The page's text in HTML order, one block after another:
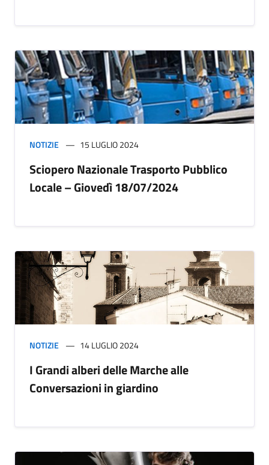
NOTIZIE 15 LUGLIO 2024
Sciopero Nazionale Trasporto Pubblico
Locale – Giovedì 18/07/2024
NOTIZIE 14 LUGLIO 2024
I Grandi alberi delle Marche alle
Conversazioni in giardino